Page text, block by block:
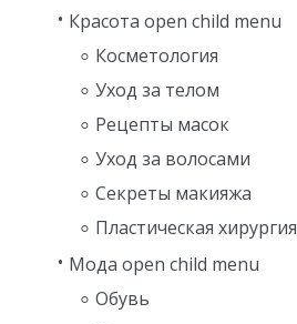
Красота open child menu
Косметология
Уход за телом
Рецепты масок
Уход за волосами
Секреты макияжа
Пластическая хирургия
Мода open child menu
Обувь